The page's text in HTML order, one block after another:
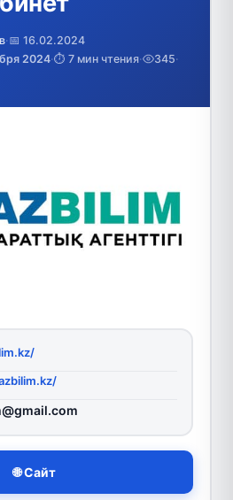
·📅 16.02.2024
2024·⏱️ 7 мин чтения· 345·
🌐 Сайт